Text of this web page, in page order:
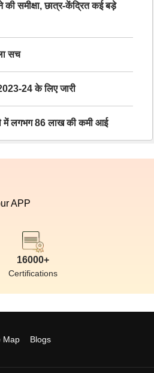
समीक्षा, छात्र-केंद्रित कई बड़े
सच
24 के लिए जारी
में लगभग 86 लाख की कमी आई
APP
16000+
Certifications
Map Blogs